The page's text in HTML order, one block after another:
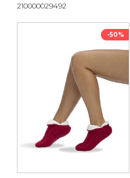
210000029492
-50%